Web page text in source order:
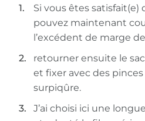
Si vous êtes satisfait(e)
pouvez maintenant
l’excédent de marge
retourner ensuite le
et fixer avec des
surpiqûre.
J’ai choisi ici une